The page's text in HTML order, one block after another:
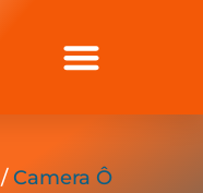
/Camera Ô